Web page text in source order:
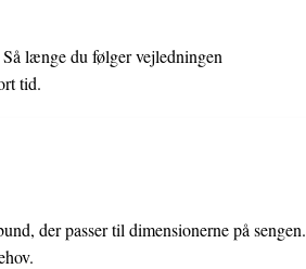
længe du følger vejledningen
tid.
der passer til dimensionerne på sengen.